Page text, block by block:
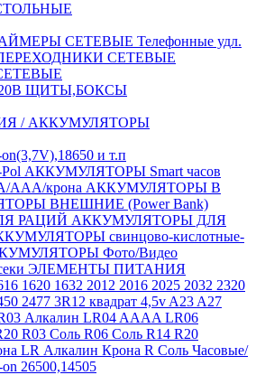
СЕТЕВЫЕ Телефонные удл.
СЕТЕВЫЕ
ЩИТЫ,БОКСЫ
/ АККУМУЛЯТОРЫ
и т.п
АККУМУЛЯТОРЫ Smart часов
крона АККУМУЛЯТОРЫ В
ВНЕШНИЕ (Power Bank)
РАЦИЙ АККУМУЛЯТОРЫ ДЛЯ
свинцово-кислотные-
Фото/Видео
ЭЛЕМЕНТЫ ПИТАНИЯ
1620 1632 2012 2016 2025 2032 2320
2477 3R12 квадрат 4,5v A23 A27
Алкалин LR04 AAAA LR06
R03 Соль R06 Соль R14 R20
LR Алкалин Крона R Соль Часовые/
26500,14505